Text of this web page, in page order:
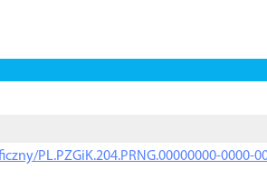
PL.PZGiK.204.PRNG.00000000-0000-